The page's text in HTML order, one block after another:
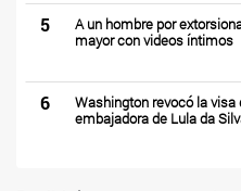
5
A un hombre por
mayor con videos íntimos
6
Washington revocó la visa
embajadora de Lula da